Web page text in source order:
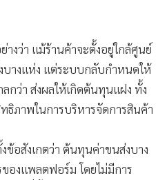
งว่า แม้ร้านค้าจะตั้งอยู่ใกล้ศูนย์
างแห่ง แต่ระบบกลับกำหนดให้
กว่า ส่งผลให้เกิดต้นทุนแฝง ทั้ง
ธิภาพในการบริหารจัดการสินค้า
อสังเกตว่า ต้นทุนค่าขนส่งบาง
องแพลตฟอร์ม โดยไม่มีการ